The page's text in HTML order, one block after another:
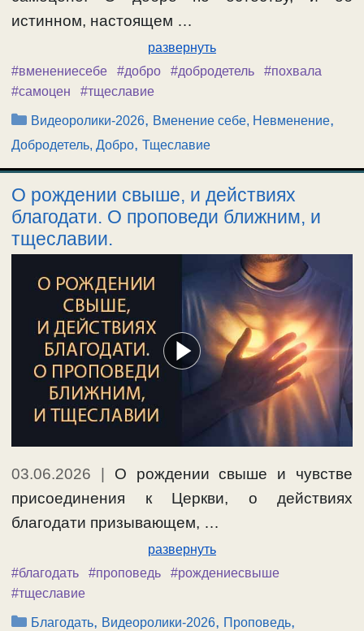
истинном, настоящем …
развернуть
#вменениесебе
#добро #добродетель
#похвала
#самоцен
#тщеславие
Рубрики
Видеоролики-2026, Вменение себе, Невменение,
Добродетель, Добро, Тщеславие
О рождении свыше, и действиях
благодати. О проповеди ближним, и
тщеславии.
03.06.2026 | О рождении свыше и чувстве
присоединения к Церкви, о действиях
благодати призывающем, …
развернуть
#благодать
#проповедь
#рождениесвыше
#тщеславие
Рубрики
Благодать, Видеоролики-2026, Проповедь,